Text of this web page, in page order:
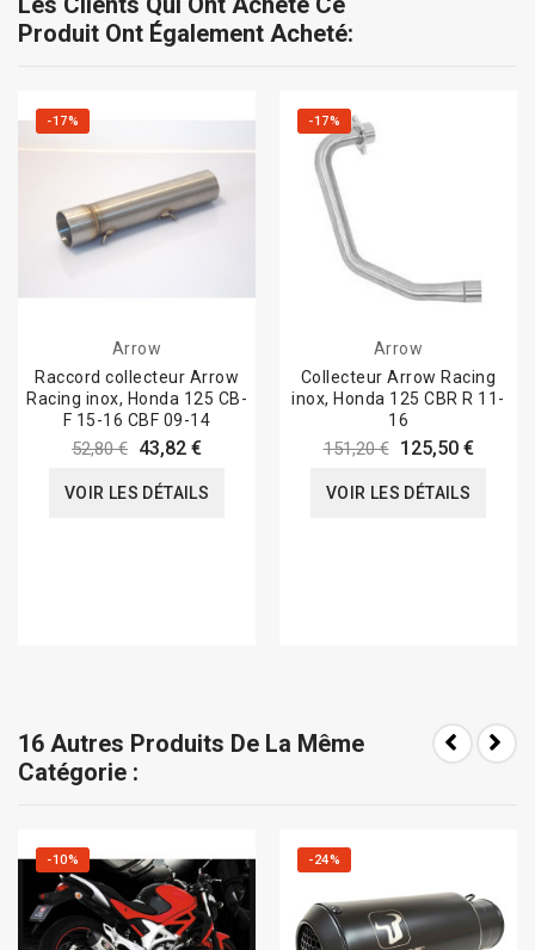
Produit Ont Également Acheté:
-17%
Arrow
Raccord collecteur Arrow
Racing inox, Honda 125 CB-
F 15-16 CBF 09-14
52,80 € 43,82 €
VOIR LES DÉTAILS
-17%
Arrow
Collecteur Arrow Racing
inox, Honda 125 CBR R 11-
16
151,20 € 125,50 €
VOIR LES DÉTAILS
16 Autres Produits De La Même
Catégorie :
-10% -24%